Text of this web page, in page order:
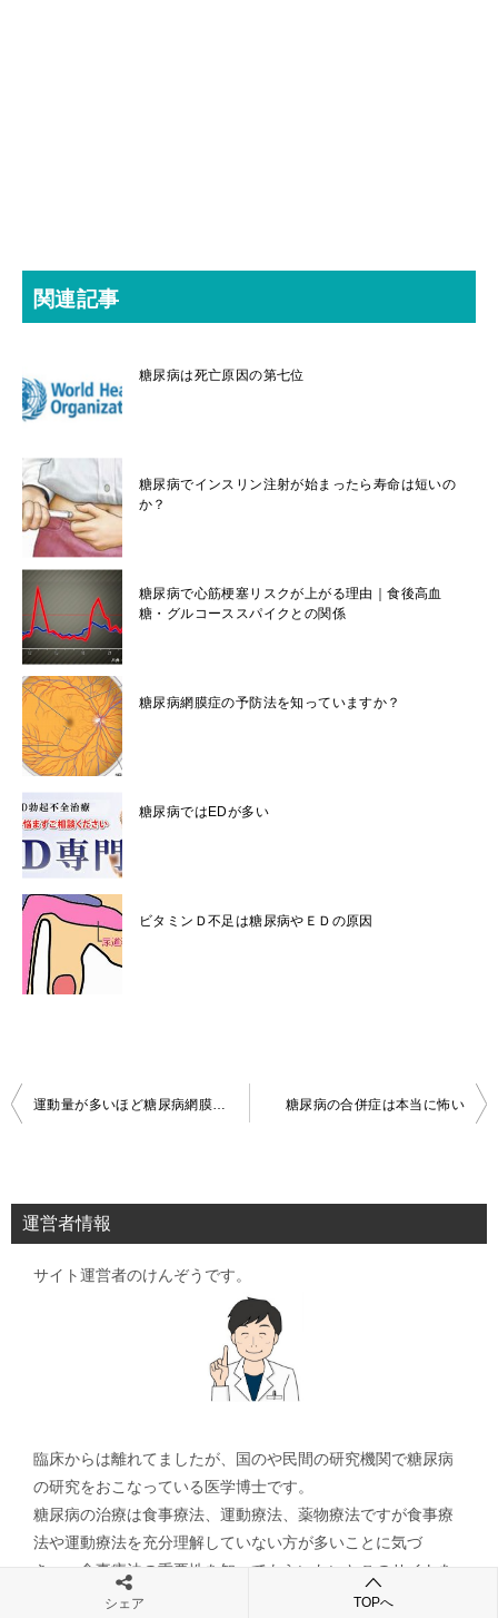
関連記事
糖尿病は死亡原因の第七位
糖尿病でインスリン注射が始まったら寿命は短いの
か？
糖尿病で心筋梗塞リスクが上がる理由｜食後高血
糖・グルコーススパイクとの関係
糖尿病網膜症の予防法を知っていますか？
糖尿病ではEDが多い
ビタミンＤ不足は糖尿病やＥＤの原因
投
ビ
ゲ
運動量が多いほど糖尿病網膜症のリスクが低下する 糖尿病の合併症は本当に怖い
運営者情報
サイト運営者のけんぞうです。
臨床からは離れてましたが、国のや民間の研究機関で糖尿病
の研究をおこなっている医学博士です。
糖尿病の治療は食事療法、運動療法、薬物療法ですが食事療
法や運動療法を充分理解していない方が多いことに気づ
き、、食事療法の重要性を知ってもらいたいとこのサイトを
立ち上げました。
シェア TOPへ